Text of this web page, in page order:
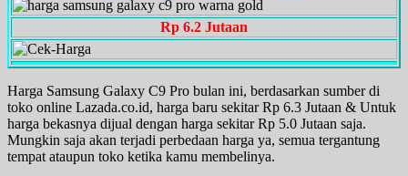
Rp 6.2 Jutaan
Harga Samsung Galaxy C9 Pro bulan ini, berdasarkan sumber di
toko online Lazada.co.id, harga baru sekitar Rp 6.3 Jutaan & Untuk
harga bekasnya dijual dengan harga sekitar Rp 5.0 Jutaan saja.
Mungkin saja akan terjadi perbedaan harga ya, semua tergantung
tempat ataupun toko ketika kamu membelinya.